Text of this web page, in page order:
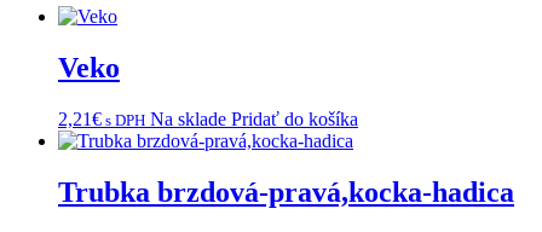
Veko
2,21€ s DPH Na sklade Pridať do košíka
Trubka brzdová-pravá,kocka-hadica